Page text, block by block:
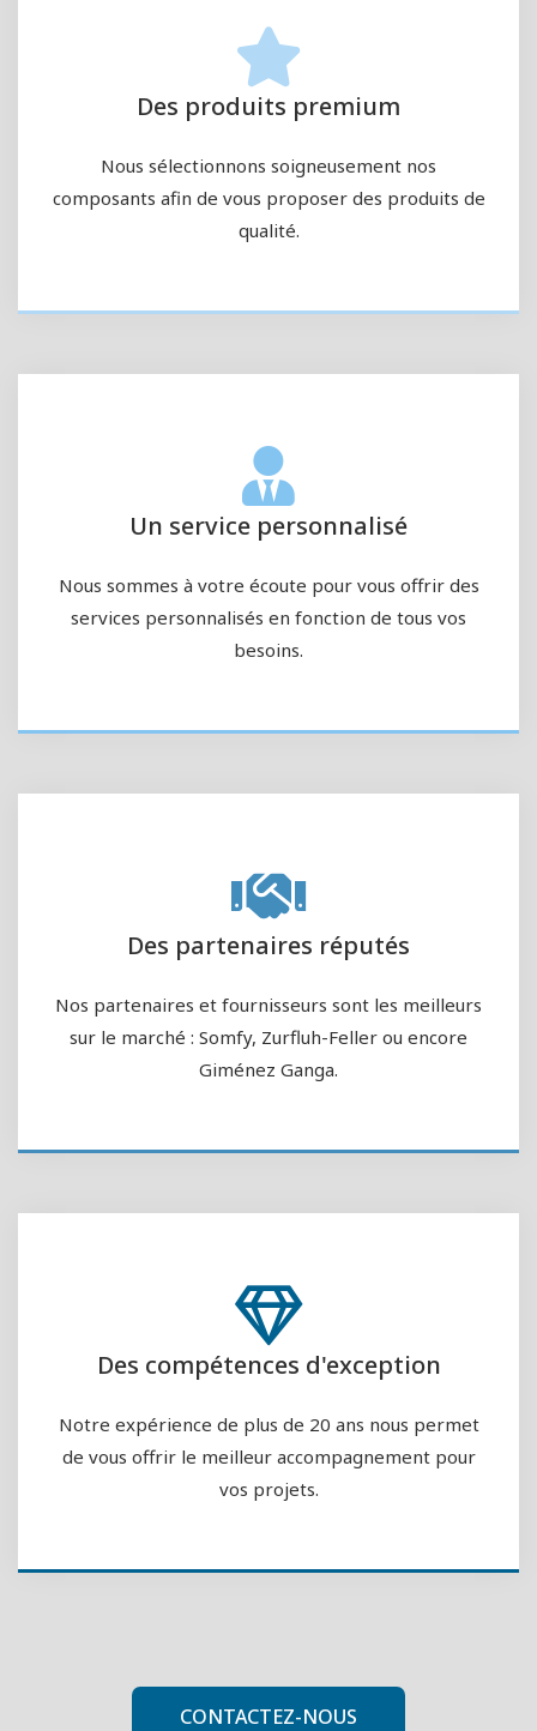
Des produits premium
Nous sélectionnons soigneusement nos
composants afin de vous proposer des produits de
qualité.
Un service personnalisé
Nous sommes à votre écoute pour vous offrir des
services personnalisés en fonction de tous vos
besoins.
Des partenaires réputés
Nos partenaires et fournisseurs sont les meilleurs
sur le marché : Somfy, Zurfluh-Feller ou encore
Giménez Ganga.
Des compétences d'exception
Notre expérience de plus de 20 ans nous permet
de vous offrir le meilleur accompagnement pour
vos projets.
CONTACTEZ-NOUS